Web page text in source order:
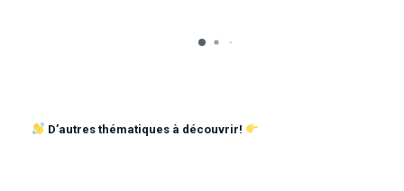
D’autres thématiques à découvrir!